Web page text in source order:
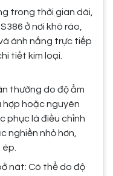
trong thời gian dài,
ở nơi khô ráo,
ánh nắng trực tiếp
tiết kim loại.
thường do độ ẩm
hợp hoặc nguyên
phục là điều chỉnh
nghiền nhỏ hơn,
ép.
nát: Có thể do độ